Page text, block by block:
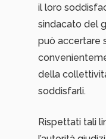
il loro
sindacato del
può accertare
della
soddisfarli.
Rispettati tali